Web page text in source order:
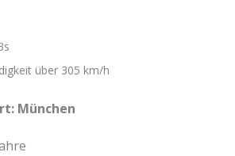
über 305 km/h
München